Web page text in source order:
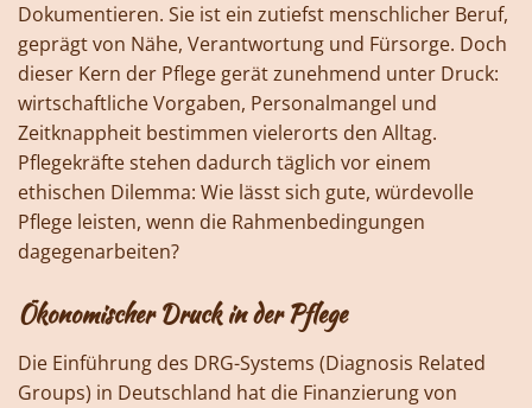
Dokumentieren. Sie ist ein zutiefst menschlicher Beruf,
geprägt von Nähe, Verantwortung und Fürsorge. Doch
dieser Kern der Pflege gerät zunehmend unter Druck:
wirtschaftliche Vorgaben, Personalmangel und
Zeitknappheit bestimmen vielerorts den Alltag.
Pflegekräfte stehen dadurch täglich vor einem
ethischen Dilemma: Wie lässt sich gute, würdevolle
Pflege leisten, wenn die Rahmenbedingungen
dagegenarbeiten?
Ökonomischer Druck in der Pflege
Die Einführung des DRG-Systems (Diagnosis Related
Groups) in Deutschland hat die Finanzierung von